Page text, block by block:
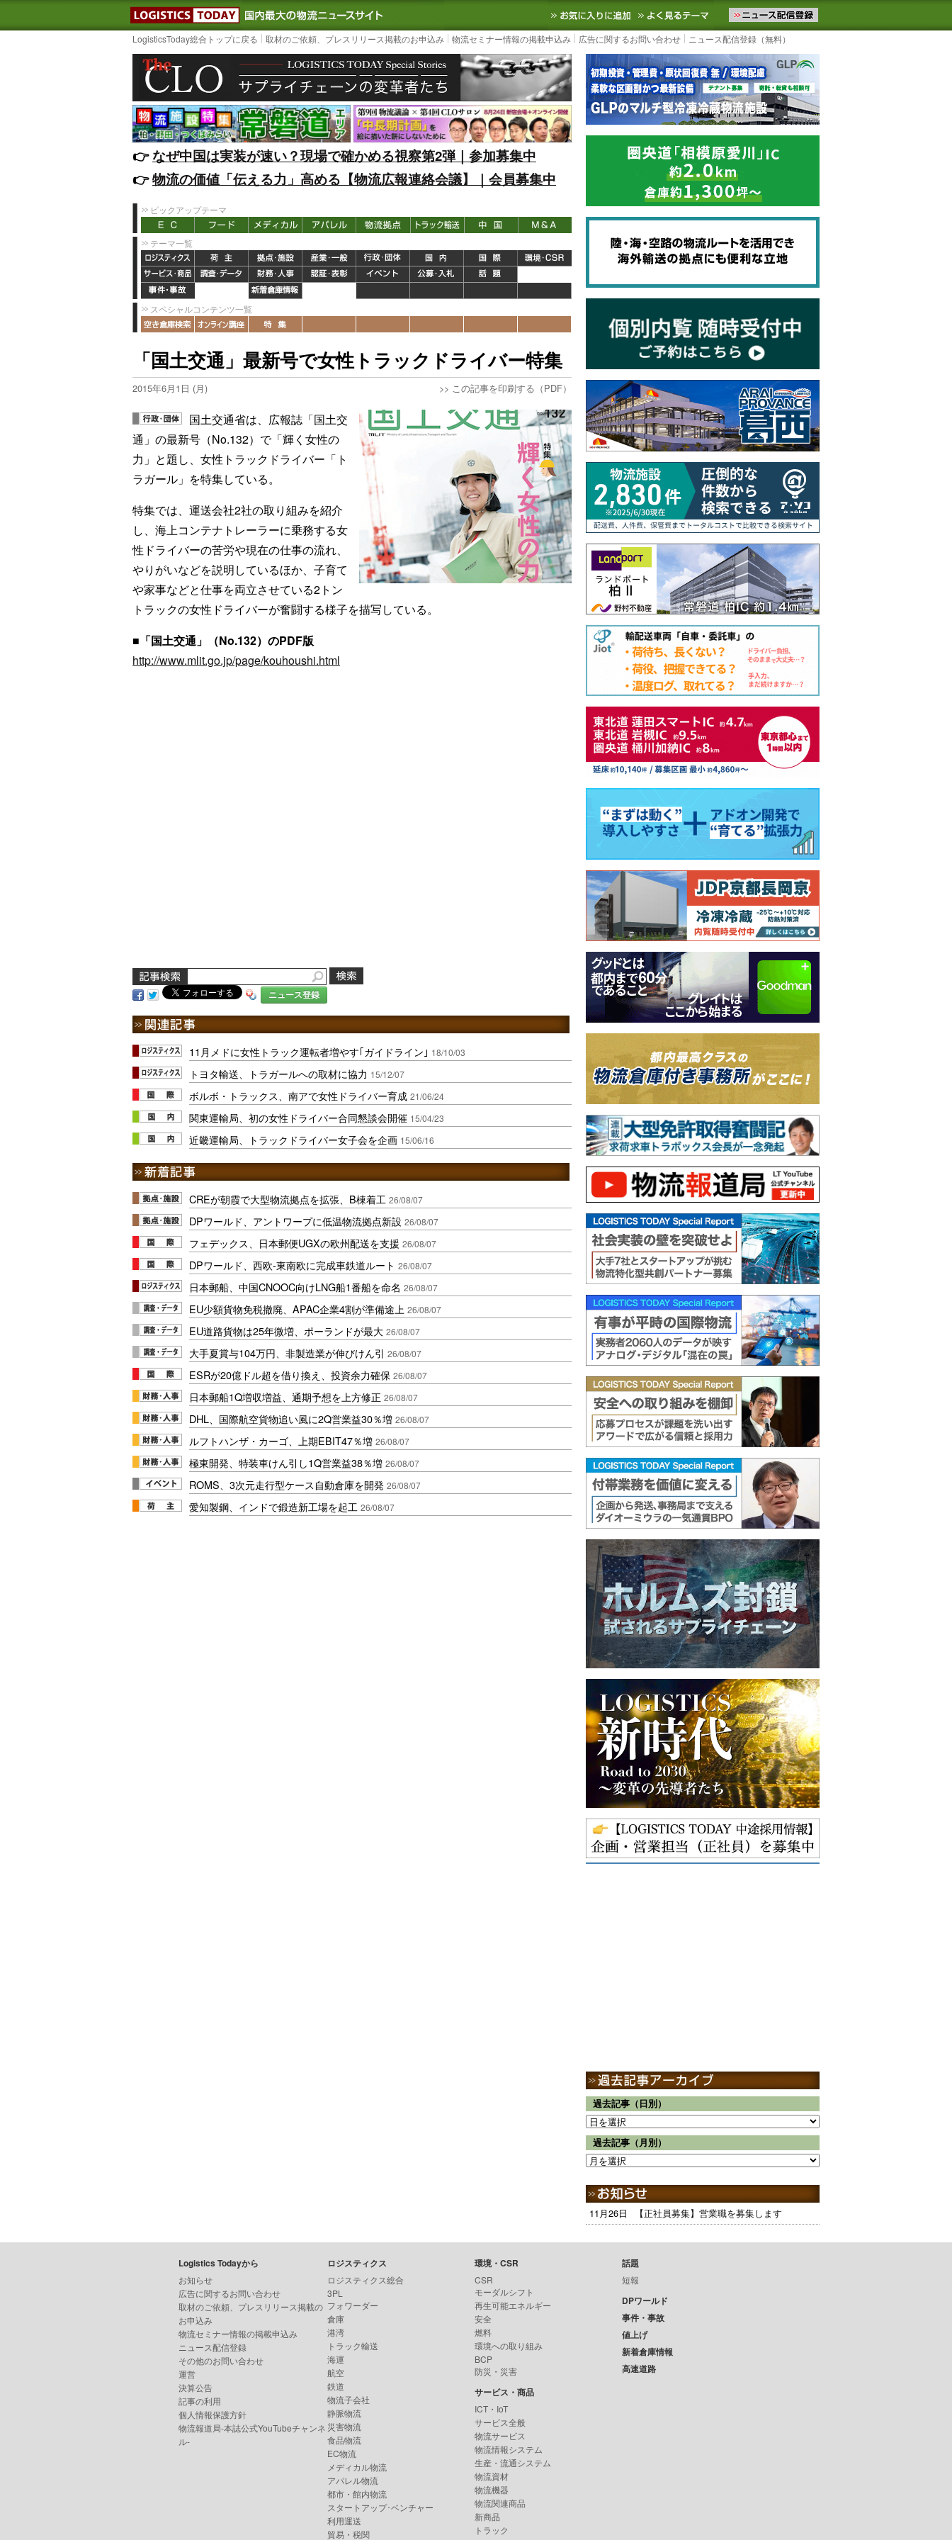
LOGISTICS TODAY｜国内最大の物流ニュースサイト3PL, SCMなど国内外の最新の物流ニュースをお届けします。物流ニュースメール配信を登録す
お気に入りに追加 よく見るテーマ
LogisticsToday総合トップに戻る 取材のご依頼、プレスリリース掲載のお申込み 物流セミナー情報の掲載申込み 広告に関するお問い合わせ ニュース配信登録（無料）
👉️なぜ中国は実装が速い？現場で確かめる視察第2弾｜参加募集中
👉️物流の価値「伝える力」高める【物流広報連絡会議】｜会員募集中
ピックアップテーマ
テーマ一覧
スペシャルコンテンツ一覧
「国土交通」最新号で女性トラックドライバー特集
2015年6月1日 (月) >> この記事を印刷する（PDF）
国土交通省は、広報誌「国土交
通」の最新号（No.132）で「輝く女性の
力」と題し、女性トラックドライバー「ト
ラガール」を特集している。
特集では、運送会社2社の取り組みを紹介
し、海上コンテナトレーラーに乗務する女
性ドライバーの苦労や現在の仕事の流れ、
やりがいなどを説明しているほか、子育て
や家事などと仕事を両立させている2トン
トラックの女性ドライバーが奮闘する様子を描写している。
■「国土交通」（No.132）のPDF版
http://www.mlit.go.jp/page/kouhoushi.html
ニュース登録
11月メドに女性トラック運転者増やす｢ガイドライン｣ 18/10/03
トヨタ輸送、トラガールへの取材に協力 15/12/07
ボルボ・トラックス、南アで女性ドライバー育成 21/06/24
関東運輸局、初の女性ドライバー合同懇談会開催 15/04/23
近畿運輸局、トラックドライバー女子会を企画 15/06/16
CREが朝霞で大型物流拠点を拡張、B棟着工 26/08/07
DPワールド、アントワープに低温物流拠点新設 26/08/07
フェデックス、日本郵便UGXの欧州配送を支援 26/08/07
DPワールド、西欧-東南欧に完成車鉄道ルート 26/08/07
日本郵船、中国CNOOC向けLNG船1番船を命名 26/08/07
EU少額貨物免税撤廃、APAC企業4割が準備途上 26/08/07
EU道路貨物は25年微増、ポーランドが最大 26/08/07
大手夏賞与104万円、非製造業が伸びけん引 26/08/07
ESRが20億ドル超を借り換え、投資余力確保 26/08/07
日本郵船1Q増収増益、通期予想を上方修正 26/08/07
DHL、国際航空貨物追い風に2Q営業益30％増 26/08/07
ルフトハンザ・カーゴ、上期EBIT47％増 26/08/07
極東開発、特装車けん引し1Q営業益38％増 26/08/07
ROMS、3次元走行型ケース自動倉庫を開発 26/08/07
愛知製鋼、インドで鍛造新工場を起工 26/08/07
過去記事（日別）
過去記事（月別）
11月26日 【正社員募集】営業職を募集します
Logistics Todayから
お知らせ
広告に関するお問い合わせ
取材のご依頼、プレスリリース掲載の
お申込み
物流セミナー情報の掲載申込み
ニュース配信登録
その他のお問い合わせ
運営
決算公告
記事の利用
個人情報保護方針
物流報道局-本誌公式YouTubeチャンネ
ル-
ロジスティクス
ロジスティクス総合
3PL
フォワーダー
倉庫
港湾
トラック輸送
海運
航空
鉄道
物流子会社
静脈物流
災害物流
食品物流
EC物流
メディカル物流
アパレル物流
都市・館内物流
スタートアップ･ベンチャー
利用運送
貿易・税関
環境・CSR
CSR
モーダルシフト
再生可能エネルギー
安全
燃料
環境への取り組み
BCP
防災・災害
サービス・商品
ICT・IoT
サービス全般
物流サービス
物流情報システム
生産・流通システム
物流資材
物流機器
物流関連商品
新商品
トラック
話題
短報
DPワールド
事件・事故
値上げ
新着倉庫情報
高速道路